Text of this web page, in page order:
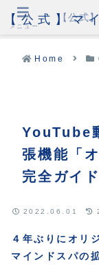
【公式】マ
Home
YouTube
張機能「
完全ガイド
2022.06.01
４年ぶりにオリ
マインドスパの
メニュー
【公式